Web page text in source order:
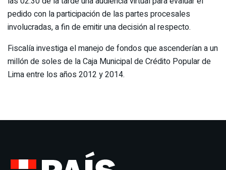
pedido con la participación de las partes procesales
involucradas, a fin de emitir una decisión al respecto.
Fiscalía investiga el manejo de fondos que ascenderían a un
millón de soles de la Caja Municipal de Crédito Popular de
Lima entre los años 2012 y 2014.